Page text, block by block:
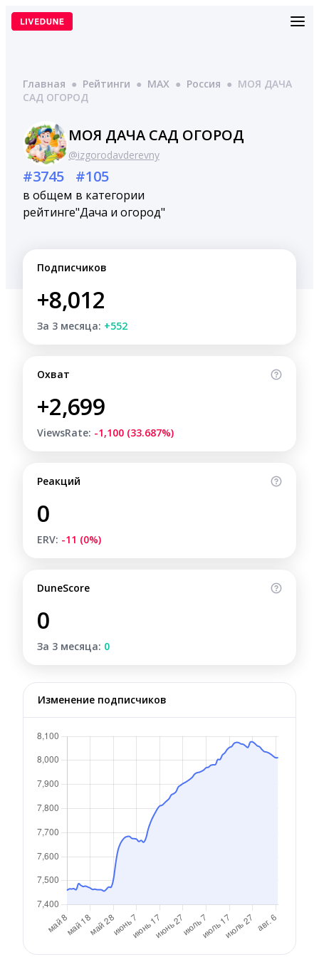
Перейти
Главная ● Рейтинги ● MAX ● Россия ● МОЯ ДАЧА
САД ОГОРОД
МОЯ ДАЧА САД ОГОРОД
@izgorodavderevny
#3745
в общем
рейтинге
#105
в категории
"Дача и огород"
Подписчиков
+8,012
За 3 месяца: +552
Охват
+2,699
ViewsRate: -1,100 (33.687%)
Реакций
0
ERV: -11 (0%)
DuneScore
0
За 3 месяца: 0
Изменение подписчиков